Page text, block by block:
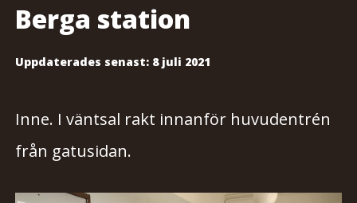
Berga station
Uppdaterades senast: 8 juli 2021
Inne. I väntsal rakt innanför huvudentrén
från gatusidan.